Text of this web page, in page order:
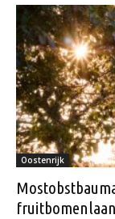
Oostenrijk